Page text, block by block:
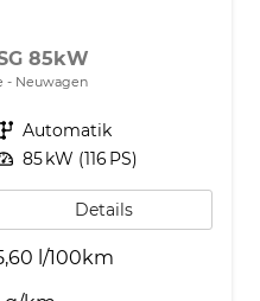
85kW
Neuwagen
Getriebe Automatik
Leistung 85 kW (116 PS)
Details
l/100km